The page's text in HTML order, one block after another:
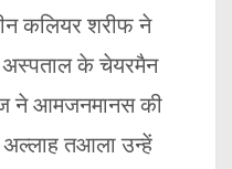
कलियर शरीफ ने
अस्पताल के चेयरमैन
ने आमजनमानस की
अल्लाह तआला उन्हें